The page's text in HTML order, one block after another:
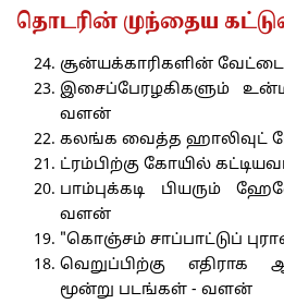
தொடரின் முந்தைய
சூன்யக்காரிகளின்
இசைப்பேரழகிகளும்
வளன்
கலங்க வைத்த ஹாலிவுட்
ட்ரம்பிற்கு கோயில்
பாம்புக்கடி பியரும்
வளன்
"கொஞ்சம் சாப்பாட்டுப்
வெறுப்பிற்கு
மூன்று படங்கள் - வளன்